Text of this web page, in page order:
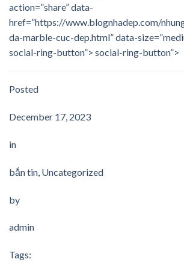
action=”share” data-
href=”https://www.blognhadep.com/
da-marble-cuc-dep.html” data-
social-ring-button”> social-ring-button”>
Posted
December 17, 2023
in
bắn tin, Uncategorized
by
admin
Tags: